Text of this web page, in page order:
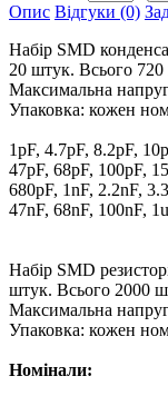
Опис Відгуки (0)
Набір SMD
20 штук. Всього
Максимальна
Упаковка: кожен
1pF, 4.7pF, 8.2pF,
47pF, 68pF, 100pF,
680pF, 1nF, 2.2nF,
47nF, 68nF, 100nF,
Набір SMD
штук. Всього 2000
Максимальна
Упаковка: кожен
Номінали: